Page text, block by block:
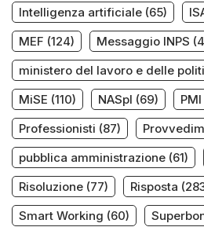
Intelligenza artificiale (65)
MEF (124) Messaggio INPS
ministero del lavoro e delle
MiSE (110) NASpI (69) PMI
Professionisti (87)
pubblica amministrazione (61)
Risoluzione (77) Risposta
Smart Working (60)